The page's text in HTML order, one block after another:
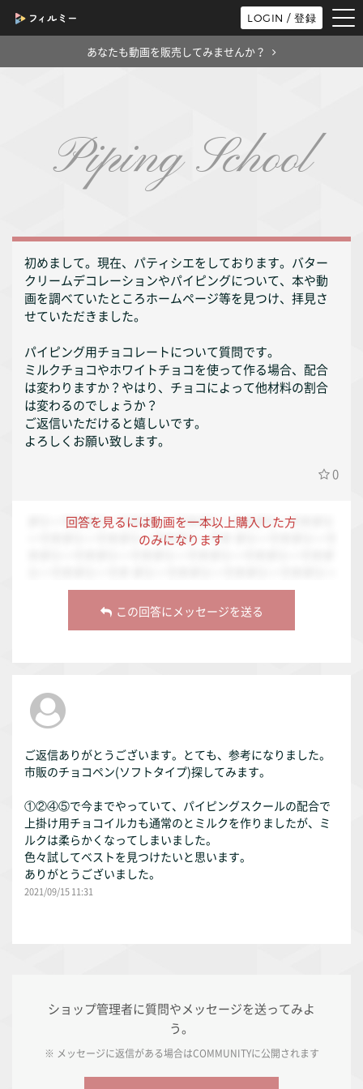
LOGIN / 登録
あなたも動画を販売してみませんか？
Piping School
初めまして。現在、パティシエをしております。バター
クリームデコレーションやパイピングについて、本や動
画を調べていたところホームページ等を見つけ、拝見さ
せていただきました。
パイピング用チョコレートについて質問です。
ミルクチョコやホワイトチョコを使って作る場合、配合
は変わりますか？やはり、チョコによって他材料の割合
は変わるのでしょうか？
ご返信いただけると嬉しいです。
よろしくお願い致します。
0
回答を見るには動画を一本以上購入した方
のみになります
ダミーですダミーですダミーですダミーですダミーですダミ
ーですダミーですダミーですダミーです ダミーですダミーで
ですダミーですダミーですダミーですダミーですダミーです
ダミーですダミーですダミーですダミーですダミーですダミ
この回答にメッセージを送る
ご返信ありがとうございます。とても、参考になりました。
市販のチョコペン(ソフトタイプ)探してみます。
①②④⑤で今までやっていて、パイピングスクールの配合で
上掛け用チョコイルカも通常のとミルクを作りましたが、ミ
ルクは柔らかくなってしまいました。
色々試してベストを見つけたいと思います。
ありがとうございました。
2021/09/15 11:31
ショップ管理者に質問やメッセージを送ってみよ
う。
※ メッセージに返信がある場合はCOMMUNITYに公開されます